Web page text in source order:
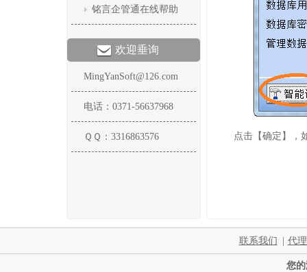
铭言企管通在线帮助
欢迎垂询
MingYanSoft@126.com
电话：0371-56637968
ＱＱ：3316863576 点击【确定】，
联系我们 | 代
您